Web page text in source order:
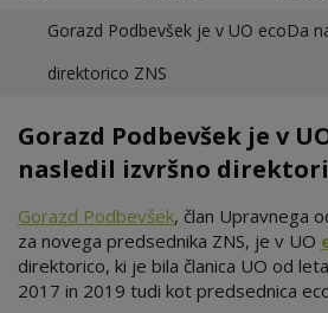
Gorazd Podbevšek je v UO ecoDa
direktorico ZNS
Gorazd Podbevšek je v
nasledil izvršno
Gorazd Podbevšek, član Upravnega
za novega predsednika ZNS, je v UO
direktorico, ki je bila članica UO od
2017 in 2019 tudi kot predsednica